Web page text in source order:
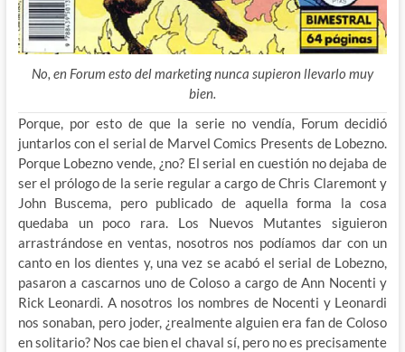
No, en Forum esto del marketing nunca supieron llevarlo muy
bien.
Porque, por esto de que la serie no vendía, Forum decidió
juntarlos con el serial de Marvel Comics Presents de Lobezno.
Porque Lobezno vende, ¿no? El serial en cuestión no dejaba de
ser el prólogo de la serie regular a cargo de Chris Claremont y
John Buscema, pero publicado de aquella forma la cosa
quedaba un poco rara. Los Nuevos Mutantes siguieron
arrastrándose en ventas, nosotros nos podíamos dar con un
canto en los dientes y, una vez se acabó el serial de Lobezno,
pasaron a cascarnos uno de Coloso a cargo de Ann Nocenti y
Rick Leonardi. A nosotros los nombres de Nocenti y Leonardi
nos sonaban, pero joder, ¿realmente alguien era fan de Coloso
en solitario? Nos cae bien el chaval sí, pero no es precisamente